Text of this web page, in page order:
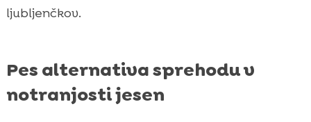
ljubljenčkov.
Pes alternativa sprehodu v
notranjosti jesen